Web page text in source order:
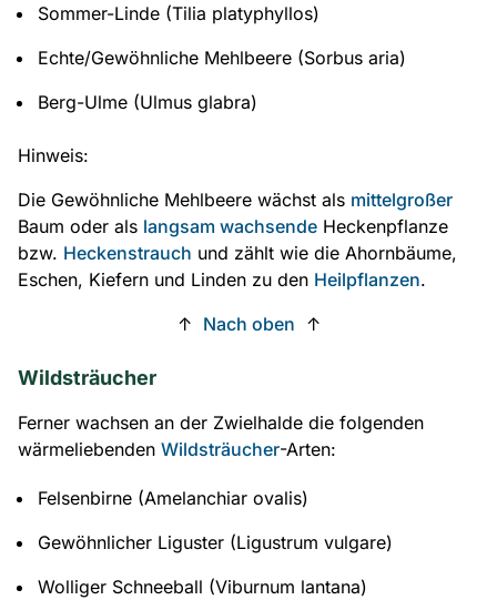
Sommer-Linde (Tilia platyphyllos)
Echte/Gewöhnliche Mehlbeere (Sorbus aria)
Berg-Ulme (Ulmus glabra)
Hinweis:
Die Gewöhnliche Mehlbeere wächst als mittelgroßer
Baum oder als langsam wachsende Heckenpflanze
bzw. Heckenstrauch und zählt wie die Ahornbäume,
Eschen, Kiefern und Linden zu den Heilpflanzen.
↑ Nach oben ↑
Wildsträucher
Ferner wachsen an der Zwielhalde die folgenden
wärmeliebenden Wildsträucher-Arten:
Felsenbirne (Amelanchiar ovalis)
Gewöhnlicher Liguster (Ligustrum vulgare)
Wolliger Schneeball (Viburnum lantana)